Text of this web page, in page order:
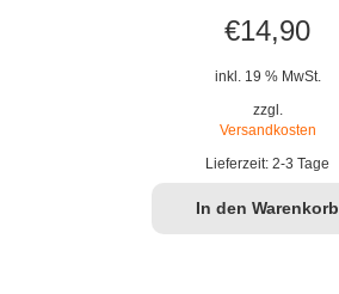
€14,90
inkl. 19 % MwSt.
zzgl.
Versandkosten
Lieferzeit: 2-3 Tage
In den Warenkorb